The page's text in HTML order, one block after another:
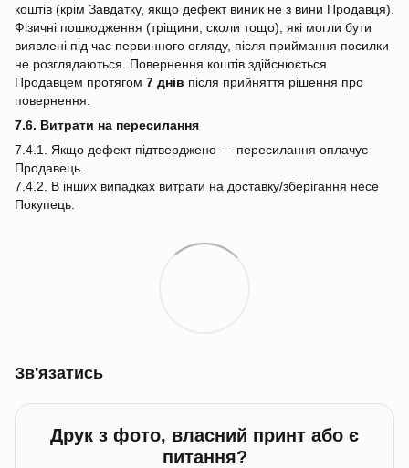
коштів (крім Завдатку, якщо дефект виник не з вини Продавця).
Фізичні пошкодження (тріщини, сколи тощо), які могли бути
виявлені під час первинного огляду, після приймання посилки
не розглядаються. Повернення коштів здійснюється
Продавцем протягом 7 днів після прийняття рішення про
повернення.
7.6. Витрати на пересилання
7.4.1. Якщо дефект підтверджено — пересилання оплачує
Продавець.
7.4.2. В інших випадках витрати на доставку/зберігання несе
Покупець.
Зв'язатись
Друк з фото, власний принт або є
питання?